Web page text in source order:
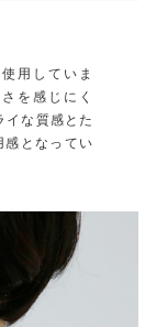
用していま
を感じにく
イな質感とた
感となってい